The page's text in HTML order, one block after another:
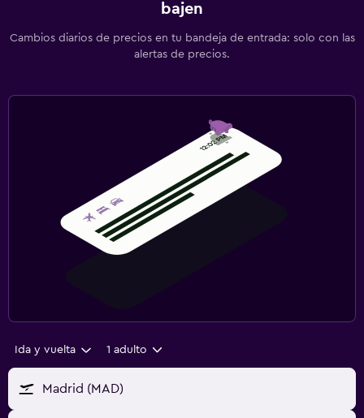
bajen
Cambios diarios de precios en tu bandeja de entrada: solo con las
alertas de precios.
Ida y vuelta 1 adulto
Madrid (MAD)